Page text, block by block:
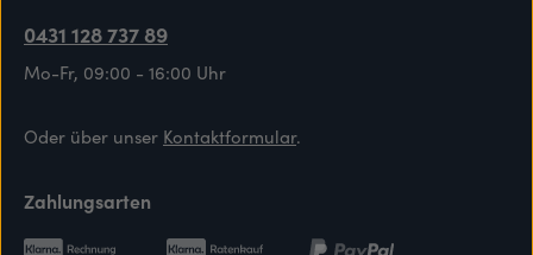
0431 128 737 89
Mo-Fr, 09:00 - 16:00 Uhr
Oder über unser Kontaktformular.
Zahlungsarten